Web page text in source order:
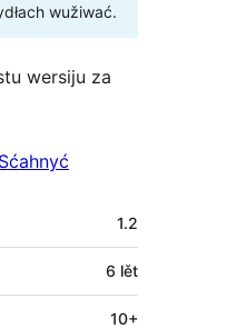
wužiwać.
wersiju za
Sćahnyć
1.2
6 lět
10+